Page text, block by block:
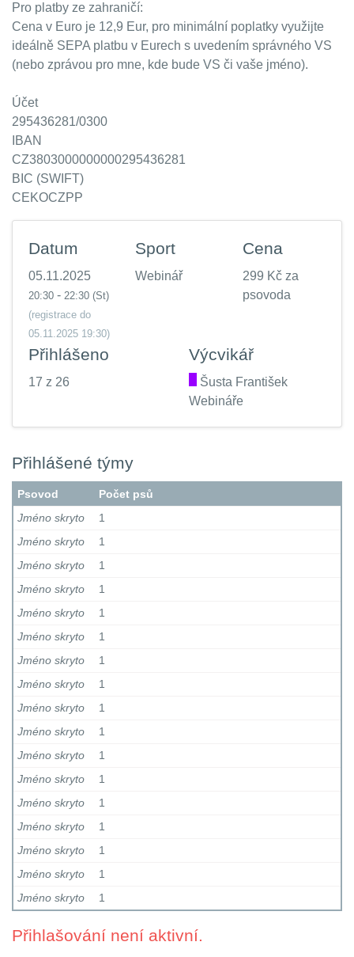
Pro platby ze zahraničí:
Cena v Euro je 12,9 Eur, pro minimální poplatky využijte
ideálně SEPA platbu v Eurech s uvedením správného VS
(nebo zprávou pro mne, kde bude VS či vaše jméno).
Účet
295436281/0300
IBAN
CZ3803000000000295436281
BIC (SWIFT)
CEKOCZPP
Datum
05.11.2025
20:30 - 22:30 (St)
(registrace do
05.11.2025 19:30)
Sport
Webinář
Cena
299 Kč za
psovoda
Přihlášeno
17 z 26
Výcvikář
Šusta František
Webináře
Přihlášené týmy
Psovod
Počet psů
Jméno skryto
1
Jméno skryto
1
Jméno skryto
1
Jméno skryto
1
Jméno skryto
1
Jméno skryto
1
Jméno skryto
1
Jméno skryto
1
Jméno skryto
1
Jméno skryto
1
Jméno skryto
1
Jméno skryto
1
Jméno skryto
1
Jméno skryto
1
Jméno skryto
1
Jméno skryto
1
Jméno skryto
1
Přihlašování není aktivní.